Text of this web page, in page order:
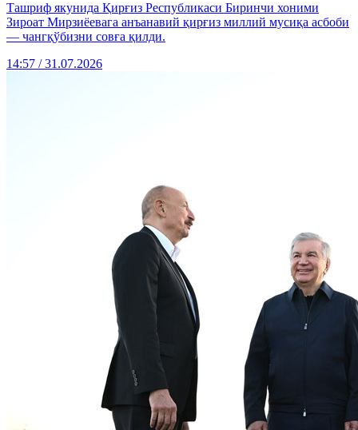
Ташриф якунида Қирғиз Республикаси Биринчи хоними
Зироат Мирзиёевага анъанавий қирғиз миллий мусиқа асбоби
— чангқўбизни совға қилди.
14:57 / 31.07.2026